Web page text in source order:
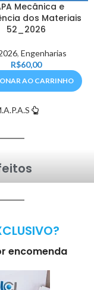
Mecânica e
dos Materiais
52_2026
, Engenharias
R$60,00
AO CARRINHO
encomenda